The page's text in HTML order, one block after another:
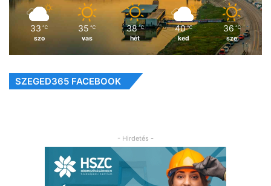
33 ℃
szo
35 ℃
vas
38 ℃
hét
40 ℃
ked
36 ℃
sze
SZEGED365 FACEBOOK
- Hirdetés -